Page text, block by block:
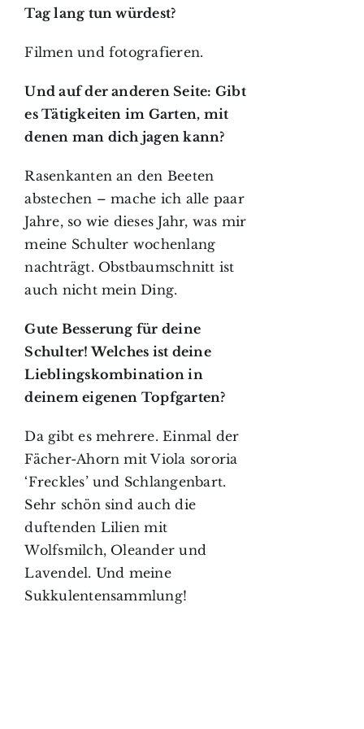
Tag lang tun würdest?
Filmen und fotografieren.
Und auf der anderen Seite: Gibt
es Tätigkeiten im Garten, mit
denen man dich jagen kann?
Rasenkanten an den Beeten
abstechen – mache ich alle paar
Jahre, so wie dieses Jahr, was mir
meine Schulter wochenlang
nachträgt. Obstbaumschnitt ist
auch nicht mein Ding.
Gute Besserung für deine
Schulter! Welches ist deine
Lieblingskombination in
deinem eigenen Topfgarten?
Da gibt es mehrere. Einmal der
Fächer-Ahorn mit Viola sororia
‘Freckles’ und Schlangenbart.
Sehr schön sind auch die
duftenden Lilien mit
Wolfsmilch, Oleander und
Lavendel. Und meine
Sukkulentensammlung!